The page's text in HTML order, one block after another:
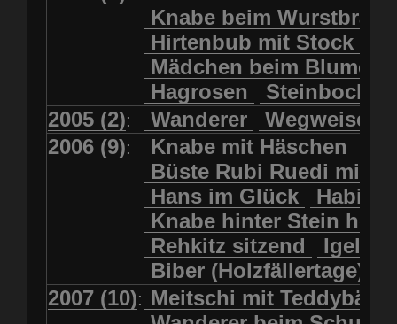
Mädchen beim Blumenpflücken
Mädchen in Regenjacke
Mädchen in Regenjacke und
Mädchen mit Regenmolch
Mädchen mit Schmetterling
Mätti Grossmann-Michel
Meitschi (Rundweg)
Meitschi mit Teddybär
Pilzfraueli Risetenmandli
Sitzender Knabe Tengeler
Wanderer
Wanderer beim Schuhbinden
Wegweiser Wilde Hilde
Luchs schreitend
Luchs sitzend Murmeltier
Murmeltiere Rehbockkopf
Rehkitz Rehkitz sitzend
Salamader Schmetterling
Schmetterlinge Schnecke
Schwarznasenschaf
Schwarznasenschaf mit Kalb
Steinbock
Steinbock Steinmarder
Uhu Uhu mit Jungen
Waschbär Wildkatze
Knabe beim
Hirtenbub mit Stock
Mädchen beim
Hagrosen
Steinbock
2005 (2): Wanderer
Wegweiser
2006 (9): Knabe mit Häschen
Büste Rubi Ruedi mit
Hans im Glück
Knabe hinter Stein
Rehkitz sitzend
Igel
Biber (Holzfällertage)
2007 (10): Meitschi mit Teddybär